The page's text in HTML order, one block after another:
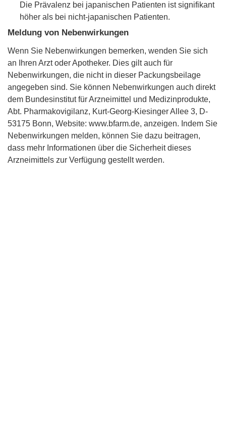
Die Prävalenz bei japanischen Patienten ist signifikant
höher als bei nicht-japanischen Patienten.
Meldung von Nebenwirkungen
Wenn Sie Nebenwirkungen bemerken, wenden Sie sich
an Ihren Arzt oder Apotheker. Dies gilt auch für
Nebenwirkungen, die nicht in dieser Packungsbeilage
angegeben sind. Sie können Nebenwirkungen auch direkt
dem Bundesinstitut für Arzneimittel und Medizinprodukte,
Abt. Pharmakovigilanz, Kurt-Georg-Kiesinger Allee 3, D-
53175 Bonn, Website: www.bfarm.de, anzeigen. Indem Sie
Nebenwirkungen melden, können Sie dazu beitragen,
dass mehr Informationen über die Sicherheit dieses
Arzneimittels zur Verfügung gestellt werden.